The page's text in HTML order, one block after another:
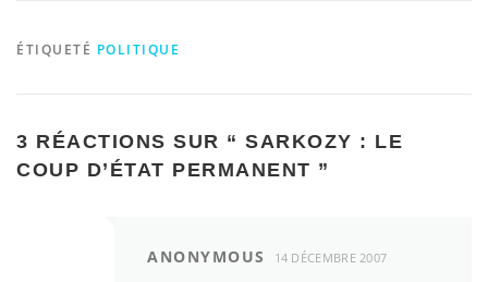
ÉTIQUETÉ POLITIQUE
3 RÉACTIONS SUR “ SARKOZY : LE
COUP D’ÉTAT PERMANENT ”
ANONYMOUS 14 DÉCEMBRE 2007